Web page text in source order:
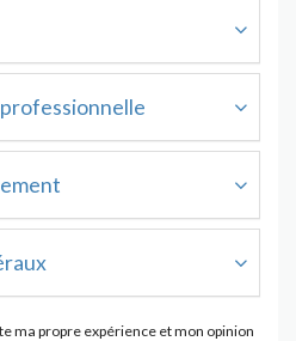
ma propre expérience et mon opinion